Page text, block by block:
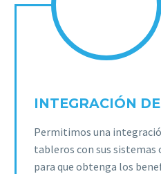
INTEGRACIÓN
Permitimos una
tableros con sus
para que obtenga los